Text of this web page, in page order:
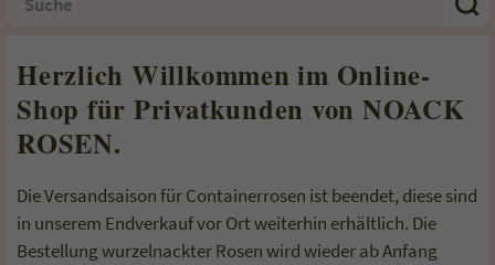
Herzlich Willkommen im Online-
Shop für Privatkunden von NOACK
ROSEN.
Die Versandsaison für Containerrosen ist beendet, diese sind
in unserem Endverkauf vor Ort weiterhin erhältlich. Die
Bestellung wurzelnackter Rosen wird wieder ab Anfang